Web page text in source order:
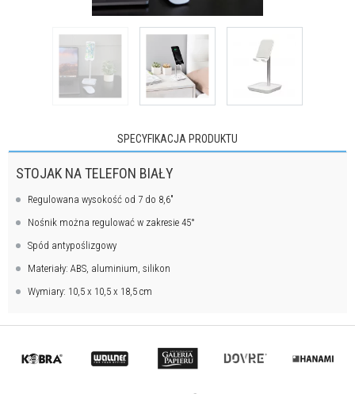
SPECYFIKACJA PRODUKTU
STOJAK NA TELEFON BIAŁY
Regulowana wysokość od 7 do 8,6″
Nośnik można regulować w zakresie 45°
Spód antypoślizgowy
Materiały: ABS, aluminium, silikon
Wymiary: 10,5 x 10,5 x 18,5 cm